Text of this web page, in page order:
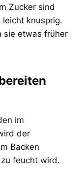
Zucker sind
knusprig.
sie etwas früher
im
der
Backen
feucht wird.